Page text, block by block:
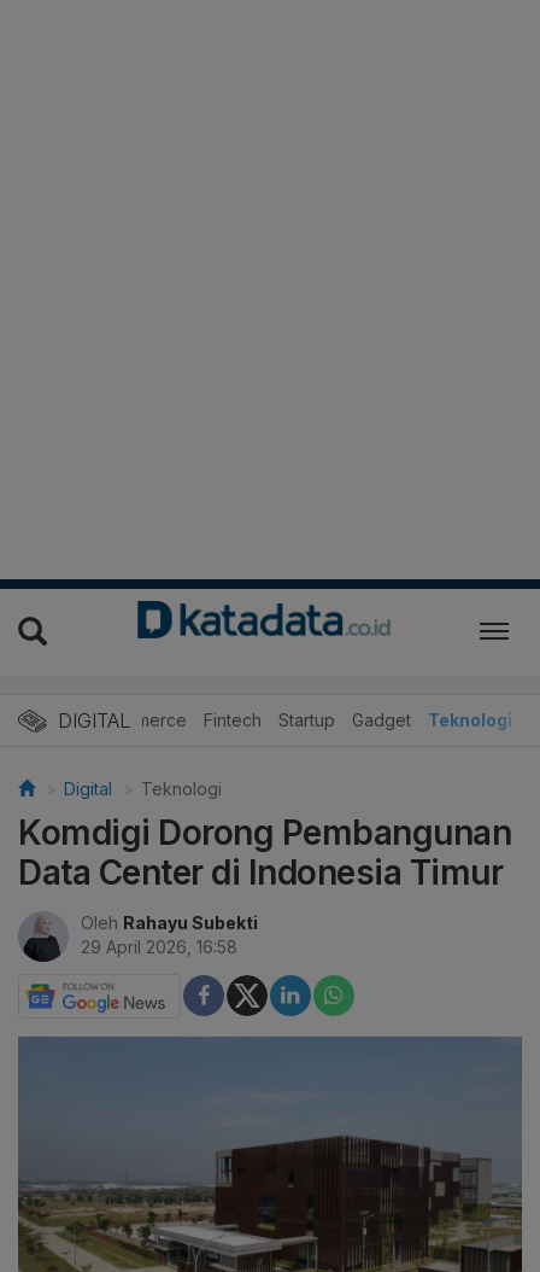
DIGITAL
E-Commerce Fintech Startup Gadget Teknologi
Digital Teknologi
Komdigi Dorong Pembangunan
Data Center di Indonesia Timur
Oleh Rahayu Subekti
29 April 2026, 16:58